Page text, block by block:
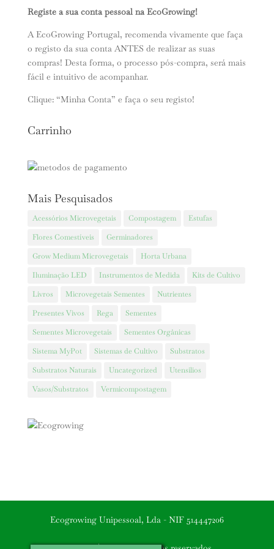
Registe a sua conta pessoal na EcoGrowing!
A EcoGrowing Portugal, recomenda vivamente que faça
o registo da sua conta ANTES de realizar as suas
compras! Desta forma, o processo pós-compra, será mais
fácil e intuitivo de acompanhar.
Clique: “Minha Conta” e faça o seu registo!
Carrinho
Mais Pesquisados
Acessórios Microvegetais Compostagem
Estufas
Flores Comestíveis
Germinadores
Grow Medium Microvegetais
Horta Urbana
Iluminação LED
Instrumentos de Medida
Kits de Cultivo
Livros
Microvegetais Sementes
Nutrientes
Presentes Vivos
Rega
Sementes
Sementes Microvegetais
Sementes Orgânicas
Sistema MyPot
Sistemas de Cultivo
Substratos
Substratos Naturais
Uncategorized
Utensilios
Vasos/Substratos
Vermicompostagem
Ecogrowing Unipessoal, Lda - NIF 514447206